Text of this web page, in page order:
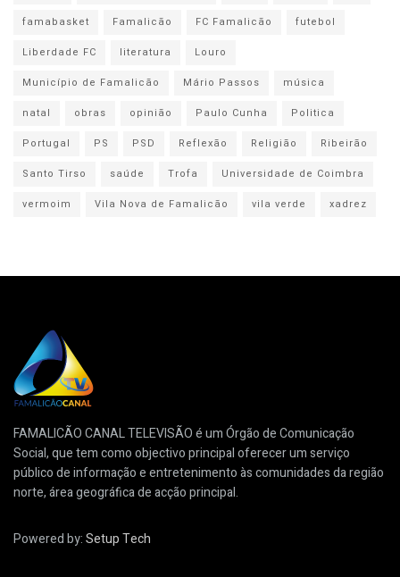
famabasket
Famalicão FC Famalicão
futebol
Liberdade FC
literatura
Louro
Município de Famalicão
Mário Passos
música
natal
obras opinião Paulo Cunha
Politica
Portugal
PS PSD Reflexão Religião
Ribeirão
Santo Tirso
saúde Trofa
Universidade de Coimbra
vermoim
Vila Nova de Famalicão vila verde xadrez
FAMALICÃO CANAL TELEVISÃO é um Órgão de Comunicação
Social, que tem como objectivo principal oferecer um serviço
público de informação e entretenimento às comunidades da região
norte, área geográfica de acção principal.
Powered by:Setup Tech